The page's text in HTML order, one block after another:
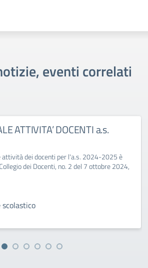
eventi correlati
ATTIVITA’ DOCENTI a.s.
attività dei docenti per l'a.s. 2024-2025 è
dei Docenti, no. 2 del 7 ottobre 2024,
scolastico